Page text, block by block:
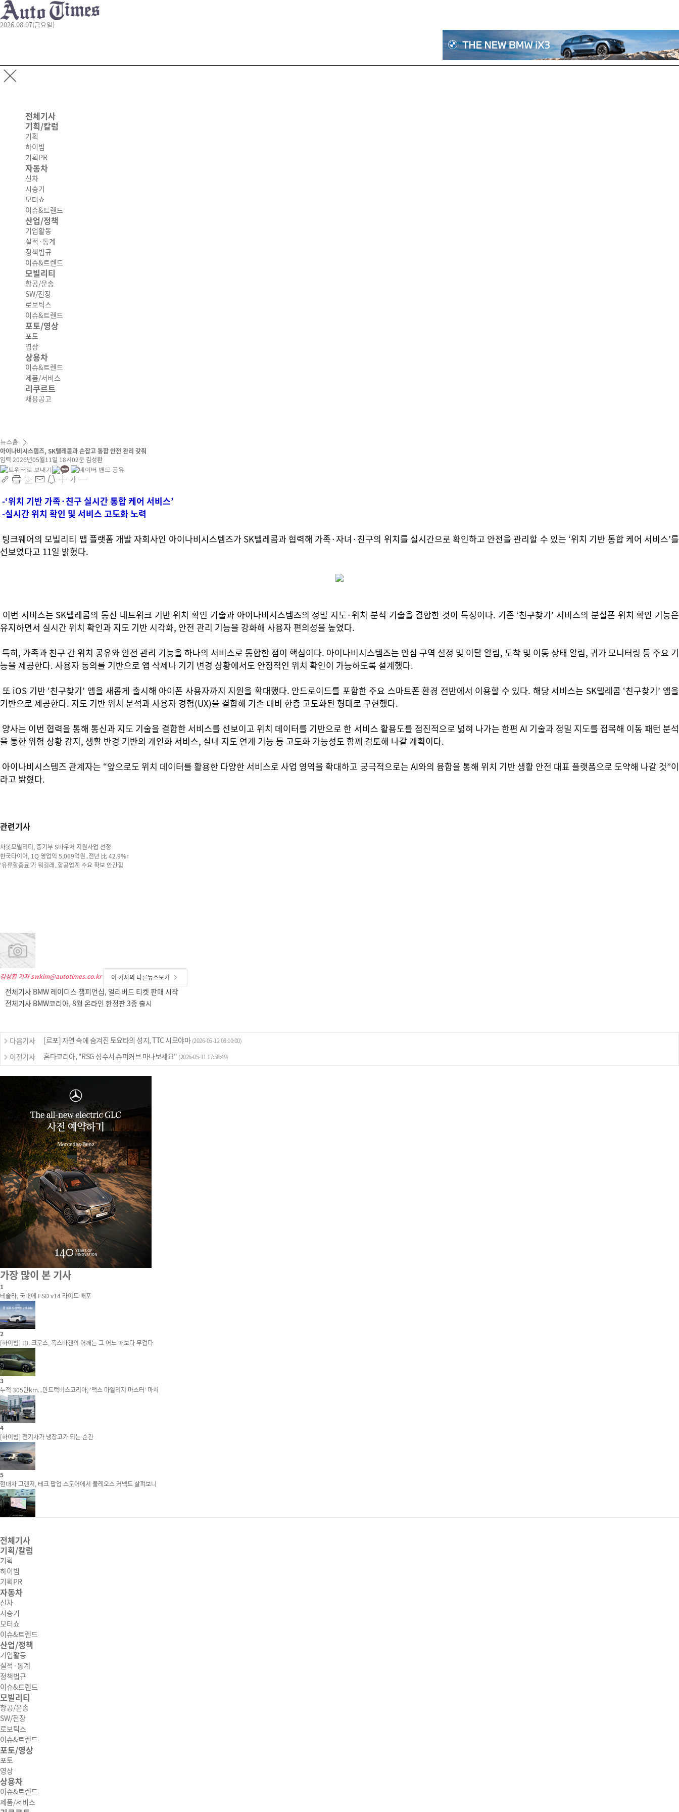
2026.08.07(금요일)
전체기사
기획/칼럼
기획
하이빔
기획PR
자동차
신차
시승기
모터쇼
이슈&트렌드
산업/정책
기업활동
실적·통계
정책법규
이슈&트렌드
모빌리티
항공/운송
SW/전장
로보틱스
이슈&트렌드
포토/영상
포토
영상
상용차
이슈&트렌드
제품/서비스
리쿠르트
채용공고
뉴스홈
아이나비시스템즈, SK텔레콤과 손잡고 통합 안전 관리 갖춰
입력 2026년05월11일 18시02분 김성환
가
-‘위치 기반 가족·친구 실시간 통합 케어 서비스’
-실시간 위치 확인 및 서비스 고도화 노력
팅크웨어의 모빌리티 맵 플랫폼 개발 자회사인 아이나비시스템즈가 SK텔레콤과 협력해 가족·자녀·친구의 위치를 실시간으로 확인하고 안전을 관리할 수 있는 ‘위치 기반 통합 케어 서비스’를
선보였다고 11일 밝혔다.
이번 서비스는 SK텔레콤의 통신 네트워크 기반 위치 확인 기술과 아이나비시스템즈의 정밀 지도·위치 분석 기술을 결합한 것이 특징이다. 기존 ‘친구찾기’ 서비스의 분실폰 위치 확인 기능은
유지하면서 실시간 위치 확인과 지도 기반 시각화, 안전 관리 기능을 강화해 사용자 편의성을 높였다.
특히, 가족과 친구 간 위치 공유와 안전 관리 기능을 하나의 서비스로 통합한 점이 핵심이다. 아이나비시스템즈는 안심 구역 설정 및 이탈 알림, 도착 및 이동 상태 알림, 귀가 모니터링 등 주요 기
능을 제공한다. 사용자 동의를 기반으로 앱 삭제나 기기 변경 상황에서도 안정적인 위치 확인이 가능하도록 설계했다.
또 iOS 기반 ‘친구찾기’ 앱을 새롭게 출시해 아이폰 사용자까지 지원을 확대했다. 안드로이드를 포함한 주요 스마트폰 환경 전반에서 이용할 수 있다. 해당 서비스는 SK텔레콤 ‘친구찾기’ 앱을
기반으로 제공한다. 지도 기반 위치 분석과 사용자 경험(UX)을 결합해 기존 대비 한층 고도화된 형태로 구현했다.
양사는 이번 협력을 통해 통신과 지도 기술을 결합한 서비스를 선보이고 위치 데이터를 기반으로 한 서비스 활용도를 점진적으로 넓혀 나가는 한편 AI 기술과 정밀 지도를 접목해 이동 패턴 분석
을 통한 위험 상황 감지, 생활 반경 기반의 개인화 서비스, 실내 지도 연계 기능 등 고도화 가능성도 함께 검토해 나갈 계획이다.
아이나비시스템즈 관계자는 “앞으로도 위치 데이터를 활용한 다양한 서비스로 사업 영역을 확대하고 궁극적으로는 AI와의 융합을 통해 위치 기반 생활 안전 대표 플랫폼으로 도약해 나갈 것”이
라고 밝혔다.
관련기사
차봇모빌리티, 중기부 S바우처 지원사업 선정
한국타이어, 1Q 영업익 5,069억원..전년 比 42.9%↑
'유류할증료'가 뭐길래..항공업계 수요 확보 안간힘
김성환 기자 swkim@autotimes.co.kr 이 기자의 다른뉴스보기
전체기사 BMW 레이디스 챔피언십, 얼리버드 티켓 판매 시작
전체기사 BMW코리아, 8월 온라인 한정판 3종 출시
다음기사 [르포] 자연 속에 숨겨진 토요타의 성지, TTC 시모야마 (2026-05-12 08:10:00)
이전기사 혼다코리아, "RSG 성수서 슈퍼커브 마나보세요" (2026-05-11 17:58:49)
가장 많이 본 기사
1
테슬라, 국내에 FSD v14 라이트 배포
2
[하이빔] ID. 크로스, 폭스바겐의 어깨는 그 어느 때보다 무겁다
3
누적 305만km...만트럭버스코리아, ‘맥스 마일리지 마스터’ 마쳐
4
[하이빔] 전기차가 냉장고가 되는 순간
5
현대차 그랜저, 테크 팝업 스토어에서 플레오스 커넥트 살펴보니
전체기사
기획/칼럼
기획
하이빔
기획PR
자동차
신차
시승기
모터쇼
이슈&트렌드
산업/정책
기업활동
실적·통계
정책법규
이슈&트렌드
모빌리티
항공/운송
SW/전장
로보틱스
이슈&트렌드
포토/영상
포토
영상
상용차
이슈&트렌드
제품/서비스